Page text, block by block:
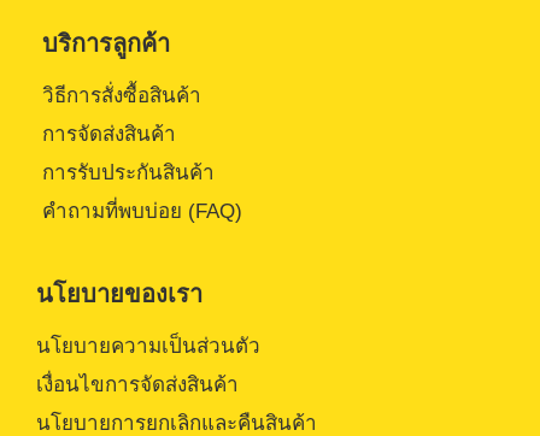
บริการลูกค้า
วิธีการสั่งซื้อสินค้า
การจัดส่งสินค้า
การรับประกันสินค้า
คำถามที่พบบ่อย (FAQ)
นโยบายของเรา
นโยบายความเป็นส่วนตัว
เงื่อนไขการจัดส่งสินค้า
นโยบายการยกเลิกและคืนสินค้า